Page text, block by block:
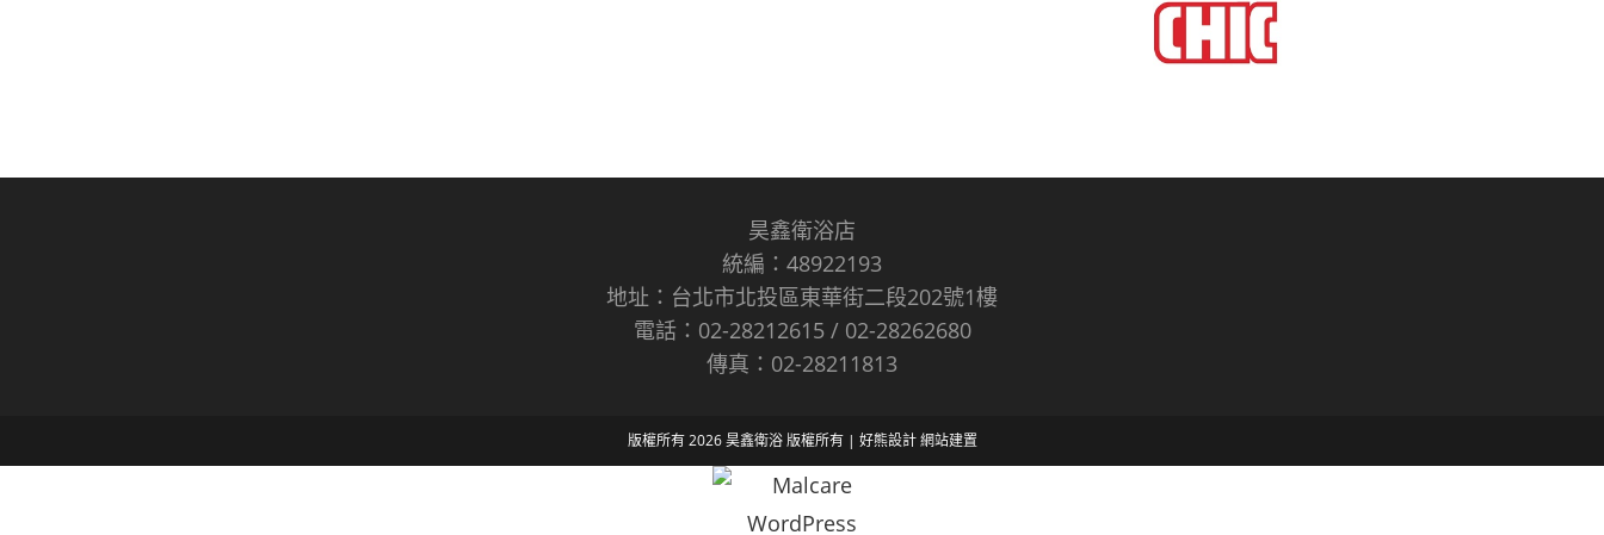
昊鑫衛浴店
統編：48922193
地址：台北市北投區東華街二段202號1樓
電話：02-28212615 / 02-28262680
傳真：02-28211813
版權所有 2026 昊鑫衛浴 版權所有 | 好熊設計網站建置